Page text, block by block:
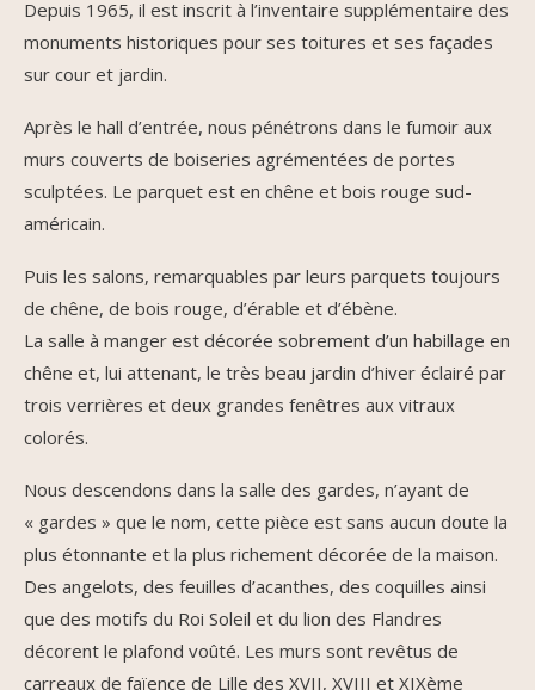
Depuis 1965, il est inscrit à l’inventaire supplémentaire des
monuments historiques pour ses toitures et ses façades
sur cour et jardin.
Après le hall d’entrée, nous pénétrons dans le fumoir aux
murs couverts de boiseries agrémentées de portes
sculptées. Le parquet est en chêne et bois rouge sud-
américain.
Puis les salons, remarquables par leurs parquets toujours
de chêne, de bois rouge, d’érable et d’ébène.
La salle à manger est décorée sobrement d’un habillage en
chêne et, lui attenant, le très beau jardin d’hiver éclairé par
trois verrières et deux grandes fenêtres aux vitraux
colorés.
Nous descendons dans la salle des gardes, n’ayant de
« gardes » que le nom, cette pièce est sans aucun doute la
plus étonnante et la plus richement décorée de la maison.
Des angelots, des feuilles d’acanthes, des coquilles ainsi
que des motifs du Roi Soleil et du lion des Flandres
décorent le plafond voûté. Les murs sont revêtus de
carreaux de faïence de Lille des XVII, XVIII et XIXème